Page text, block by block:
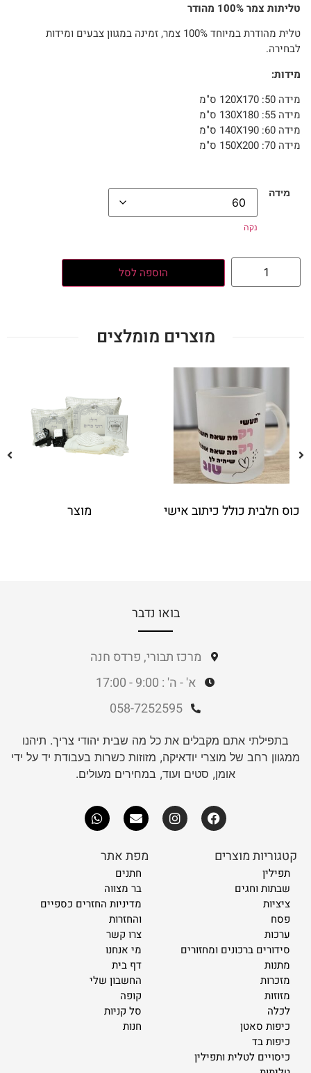
טליתות צמר 100% מהודר
טלית מהודרת במיוחד 100% צמר, זמינה במגוון צבעים ומידות
לבחירה.
מידות:
מידה 50: 120X170 ס"מ
מידה 55: 130X180 ס"מ
מידה 60: 140X190 ס"מ
מידה 70: 150X200 ס"מ
מידה
נקה
הוספה לסל
מוצרים מומלצים
כוס חלבית כולל כיתוב אישי מוצר
בואו נדבר
מרכז תבורי, פרדס חנה
א' - ה' : 9:00 - 17:00
058-7252595
בתפילתי אתם מקבלים את כל מה שבית יהודי צריך. תיהנו
ממגוון רחב של מוצרי יודאיקה, מזוזות כשרות בעבודת יד על ידי
אומן, סטים ועוד, במחירים מעולים.
קטגוריות מוצרים
תפילין
שבתות וחגים
ציציות
פסח
ערכות
סידורים ברכונים ומחזורים
מתנות
מזכרות
מזוזות
לכלה
כיפות סאטן
כיפות בד
כיסויים לטלית ותפילין
מפת אתר
חתנים
בר מצווה
מדיניות החזרים כספיים
והחזרות
צרו קשר
מי אנחנו
דף בית
החשבון שלי
קופה
סל קניות
חנות